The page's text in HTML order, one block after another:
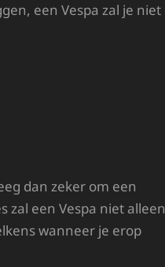
een Vespa zal je niet
dan zeker om een
zal een Vespa niet alleen
wanneer je erop